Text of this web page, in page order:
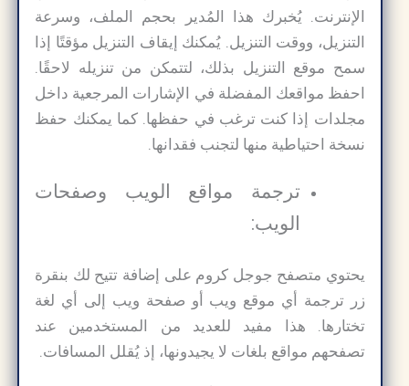
الإنترنت. يُخبرك هذا المُدير بحجم الملف، وسرعة
التنزيل، ووقت التنزيل. يُمكنك إيقاف التنزيل مؤقتًا إذا
سمح موقع التنزيل بذلك، لتتمكن من تنزيله لاحقًا.
احفظ مواقعك المفضلة في الإشارات المرجعية داخل
مجلدات إذا كنت ترغب في حفظها. كما يمكنك حفظ
نسخة احتياطية منها لتجنب فقدانها.
ترجمة مواقع الويب وصفحات
الويب:
يحتوي متصفح جوجل كروم على إضافة تتيح لك بنقرة
زر ترجمة أي موقع ويب أو صفحة ويب إلى أي لغة
تختارها. هذا مفيد للعديد من المستخدمين عند
تصفحهم مواقع بلغات لا يجيدونها، إذ يُقلل المسافات.